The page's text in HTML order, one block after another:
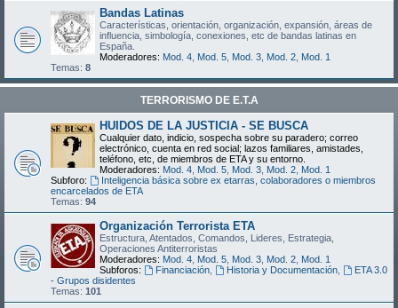
Bandas Latinas
Características, orientación, organización, expansión, áreas de
influencia, simbología, conexiones, etc de bandas latinas en
España.
Moderadores: Mod. 4 Mod. 5 Mod. 3 Mod. 2 Mod. 1
Temas: 8
TERRORISMO DE E.T.A
HUIDOS DE LA JUSTICIA - SE BUSCA
Cualquier dato, indicio, sospecha sobre su paradero; correo
electrónico, cuenta en red social; lazos familiares, amistades,
teléfono, etc, de miembros de ETA y su entorno.
Moderadores: Mod. 4 Mod. 5 Mod. 3 Mod. 2 Mod. 1
Subforo:
Inteligencia básica sobre ex etarras, colaboradores o miembros
encarcelados de ETA
Temas: 94
Organización Terrorista ETA
Estructura, Atentados, Comandos, Lideres, Estrategia,
Operaciones Antiterroristas
Moderadores: Mod. 4 Mod. 5 Mod. 3 Mod. 2 Mod. 1
Subforos:
Financiación, Historia y Documentación,
ETA 3.0
- Grupos disidentes
Temas: 101